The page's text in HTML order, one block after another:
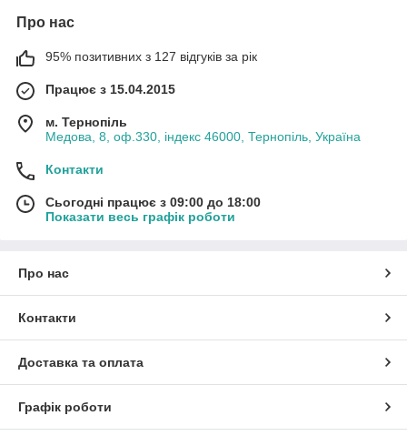
Про нас
95% позитивних з 127 відгуків за рік
Працює з 15.04.2015
м. Тернопіль
Медова, 8, оф.330, індекс 46000, Тернопіль, Україна
Контакти
Сьогодні працює з 09:00 до 18:00
Показати весь графік роботи
Про нас
Контакти
Доставка та оплата
Графік роботи